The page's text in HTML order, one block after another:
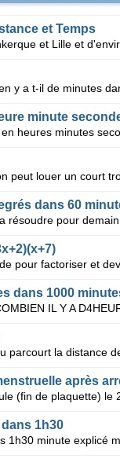
et Temps
y a t-il de minutes
minute
heures minutes
dans 60
dans 1000
après
1h30
1h30 minute explicé